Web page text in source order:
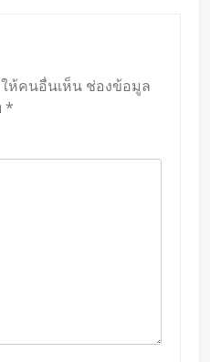
ห้คนอื่นเห็น ช่องข้อมูล
*